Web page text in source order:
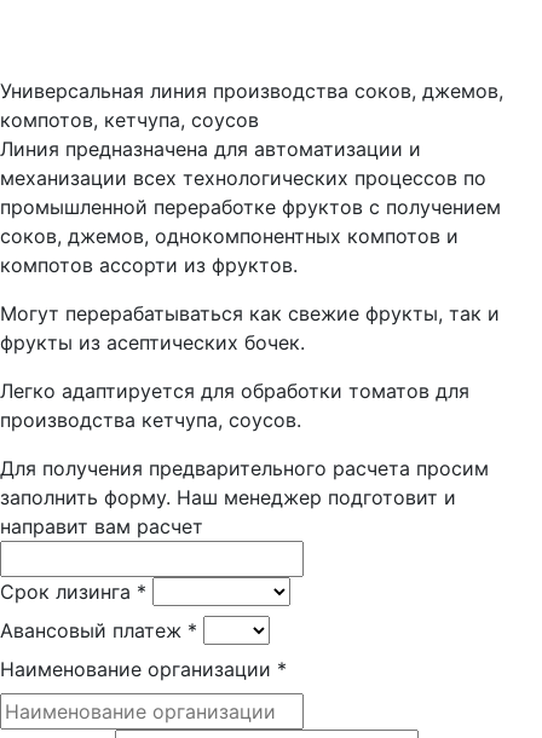
Универсальная линия производства соков, джемов,
компотов, кетчупа, соусов
Линия предназначена для автоматизации и
механизации всех технологических процессов по
промышленной переработке фруктов с получением
соков, джемов, однокомпонентных компотов и
компотов ассорти из фруктов.
Могут перерабатываться как свежие фрукты, так и
фрукты из асептических бочек.
Легко адаптируется для обработки томатов для
производства кетчупа, соусов.
Для получения предварительного расчета просим
заполнить форму. Наш менеджер подготовит и
направит вам расчет
Срок лизинга *
Авансовый платеж *
Наименование организации *